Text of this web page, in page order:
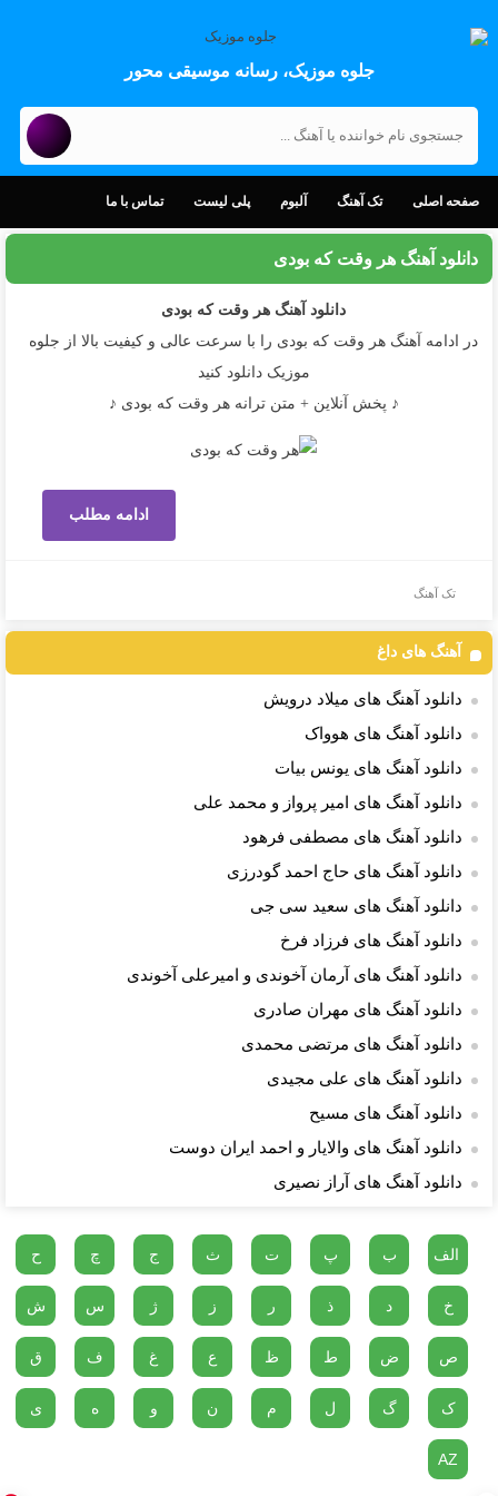
جلوه موزیک، رسانه موسیقی محور
صفحه اصلی تک آهنگ آلبوم پلی لیست تماس با ما
دانلود آهنگ هر وقت که بودی
دانلود آهنگ هر وقت که بودی
در ادامه آهنگ هر وقت که بودی را با سرعت عالی و کیفیت بالا از جلوه
موزیک دانلود کنید
♪ پخش آنلاین + متن ترانه هر وقت که بودی ♪
ادامه مطلب
تک آهنگ
آهنگ های داغ
دانلود آهنگ های میلاد درویش
دانلود آهنگ های هوواک
دانلود آهنگ های یونس بیات
دانلود آهنگ های امیر پرواز و محمد علی
دانلود آهنگ های مصطفی فرهود
دانلود آهنگ های حاج احمد گودرزی
دانلود آهنگ های سعید سی جی
دانلود آهنگ های فرزاد فرخ
دانلود آهنگ های آرمان آخوندی و امیرعلی آخوندی
دانلود آهنگ های مهران صادری
دانلود آهنگ های مرتضی محمدی
دانلود آهنگ های علی مجیدی
دانلود آهنگ های مسیح
دانلود آهنگ های والایار و احمد ایران دوست
دانلود آهنگ های آراز نصیری
الف ب پ ت ث ج چ ح
خ د ذ ر ز ژ س ش
ص ض ط ظ ع غ ف ق
ک گ ل م ن و ه ی
AZ